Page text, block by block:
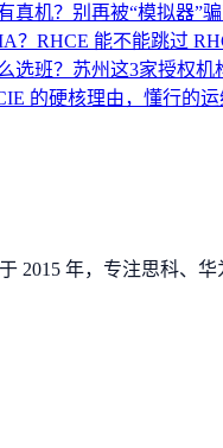
真机？别再被“模拟器”骗
？RHCE 能不能跳过
选班？苏州这3家授权机
的硬核理由，懂行的
2015 年，专注思科、